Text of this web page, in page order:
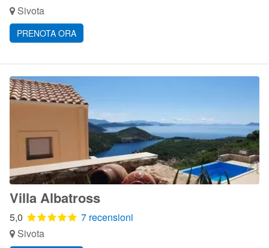
Sivota
PRENOTA ORA
Villa Albatross
5,0
7 recensioni
Sivota